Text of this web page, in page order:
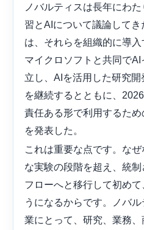
ノバルティスは長年にわ
習とAIについて議論して
は、それらを組織的に導
マイクロソフトと共同で
立し、AIを活用した研究
を継続するとともに、
責任ある形で利用するた
を発表した。
これは重要な点です。な
な実験の段階を超え、統
フローへと移行して初め
うになるからです。ノバ
業にとって、研究、業務